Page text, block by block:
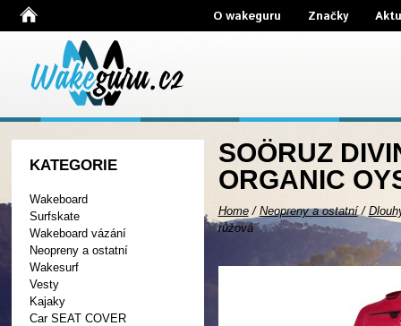
O wakeguru Značky
KATEGORIE
Wakeboard
Surfskate
Wakeboard vázání
Neopreny a ostatní
Wakesurf
Vesty
Kajaky
Car SEAT COVER
SOÖRUZ
ORGANIC
Home/ Neopreny a ostatní/
růžová